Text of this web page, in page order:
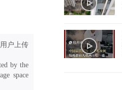
户上传
by the
space